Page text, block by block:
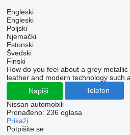
Engleski
Engleski
Poljski
Njemački
Estonski
Švedski
Finski
How do you feel about a grey
leather and modern technology such
Napiši
Telefon
Nissan automobili
Pronađeno: 236 oglasa
Prikaži
Potpišite se